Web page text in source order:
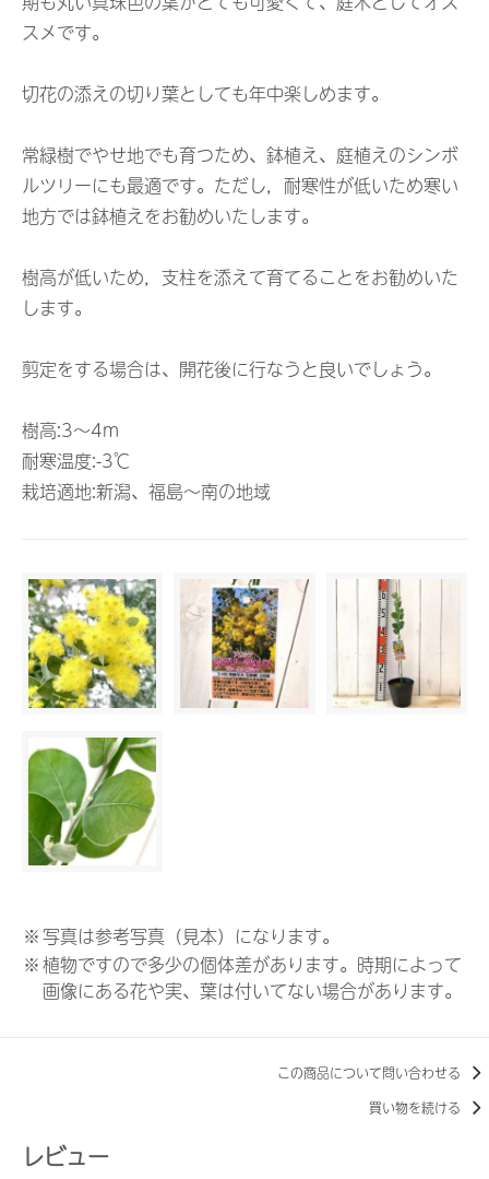
スメです。
切花の添えの切り葉としても年中楽しめます。
常緑樹でやせ地でも育つため、鉢植え、庭植えのシンボ
ルツリーにも最適です。ただし，耐寒性が低いため寒い
地方では鉢植えをお勧めいたします。
樹高が低いため，支柱を添えて育てることをお勧めいた
します。
剪定をする場合は、開花後に行なうと良いでしょう。
樹高:3〜4m
耐寒温度:-3℃
栽培適地:新潟、福島〜南の地域
※写真は参考写真（見本）になります。
※植物ですので多少の個体差があります。時期によって
画像にある花や実、葉は付いてない場合があります。
この商品について問い合わせる
買い物を続ける
レビュー